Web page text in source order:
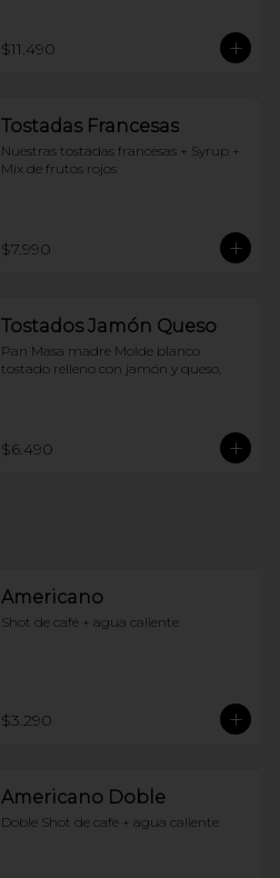
$11.490
Tostadas Francesas
Nuestras tostadas francesas + Syrup +
Mix de frutos rojos
$7.990
Tostados Jamón Queso
Pan Masa madre Molde blanco
tostado relleno con jamón y queso,
$6.490
Americano
Shot de café + agua caliente
$3.290
Americano Doble
Doble Shot de cafe + agua caliente